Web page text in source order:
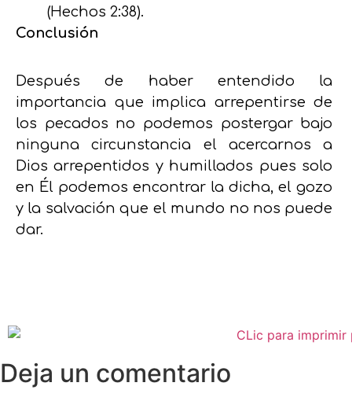
(Hechos 2:38).
Conclusión
Después de haber entendido la
importancia que implica arrepentirse de
los pecados no podemos postergar bajo
ninguna circunstancia el acercarnos a
Dios arrepentidos y humillados pues solo
en Él podemos encontrar la dicha, el gozo
y la salvación que el mundo no nos puede
dar.
Deja un comentario